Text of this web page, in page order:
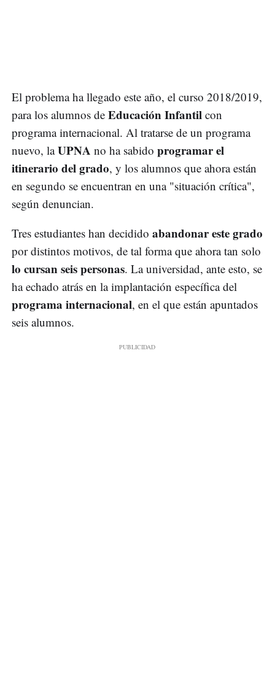
El problema ha llegado este año, el curso 2018/2019,
para los alumnos de Educación Infantil con
programa internacional. Al tratarse de un programa
nuevo, laUPNA no ha sabido programar el
itinerario del grado, y los alumnos que ahora están
en segundo se encuentran en una "situación crítica",
según denuncian.
Tres estudiantes han decidido abandonar este grado
por distintos motivos, de tal forma que ahora tan solo
lo cursan seis personas. La universidad, ante esto, se
ha echado atrás en la implantación específica del
programa internacional, en el que están apuntados
seis alumnos.